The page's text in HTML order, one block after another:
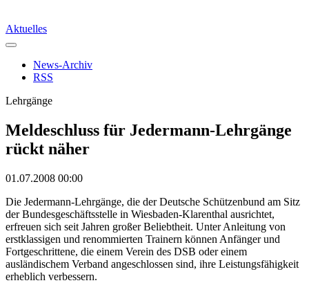
Aktuelles
News-Archiv
RSS
Lehrgänge
Meldeschluss für Jedermann-Lehrgänge
rückt näher
01.07.2008 00:00
Die Jedermann-Lehrgänge, die der Deutsche Schützenbund am Sitz
der Bundesgeschäftsstelle in Wiesbaden-Klarenthal ausrichtet,
erfreuen sich seit Jahren großer Beliebtheit. Unter Anleitung von
erstklassigen und renommierten Trainern können Anfänger und
Fortgeschrittene, die einem Verein des DSB oder einem
ausländischem Verband angeschlossen sind, ihre Leistungsfähigkeit
erheblich verbessern.